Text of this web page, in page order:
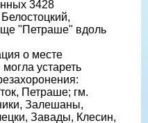
3428
"Петраше" вдоль
о месте
устареть
Петраше; гм.
Залешаны,
Завады, Клесин,